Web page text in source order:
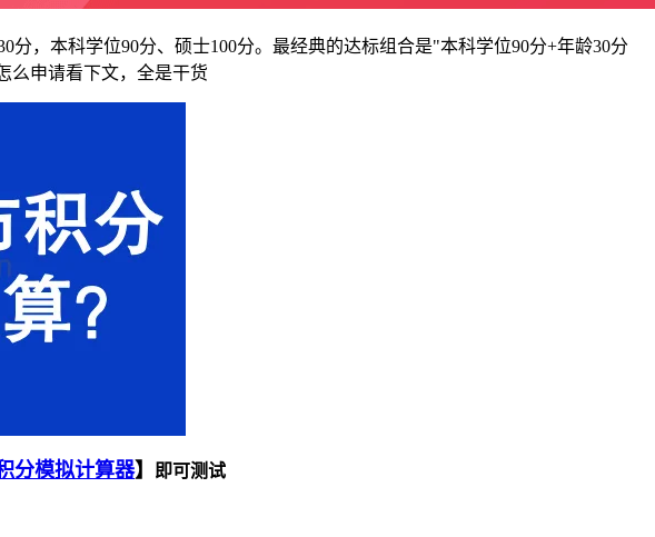
，本科学位90分、硕士100分。最经典的达标组合是"本科学位90分+年龄30分
么申请看下文，全是干货
分模拟计算器】 即可测试